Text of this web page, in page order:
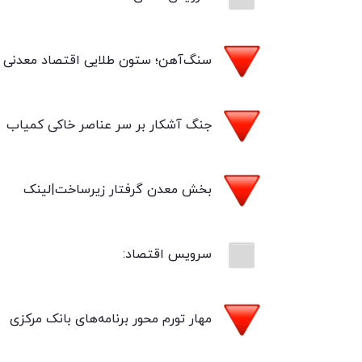
سنگ‌آهن؛ ستون طلایی اقتصاد معدنی
جنگ آشکار بر سر عناصر خاکی کمیاب
بخش معدن گرفتار زیرساخت|لینک
سرویس اقتصاد:
مهار تورم محور برنامه‌های بانک مرکزی